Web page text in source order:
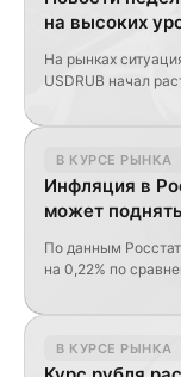
на высоких
На рынках
USDRUB начал
в бюджет $69,7/б,
В КУРСЕ РЫНКА
Инфляция в
может
По данным
на 0,22% по
что на следующем
В КУРСЕ РЫНКА